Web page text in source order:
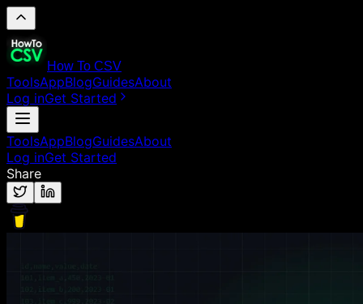
How To CSV
ToolsAppBlogGuidesAbout
Log inGet Started
ToolsAppBlogGuidesAbout
Log inGet Started
Share